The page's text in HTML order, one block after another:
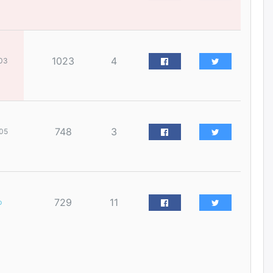
уржигдар
Орон сууц, нийтийн аж ахуй,
авто зам, тохижилт
холбоотой ГОМДОЛ их байгааг
1023 4
748 3
729 11